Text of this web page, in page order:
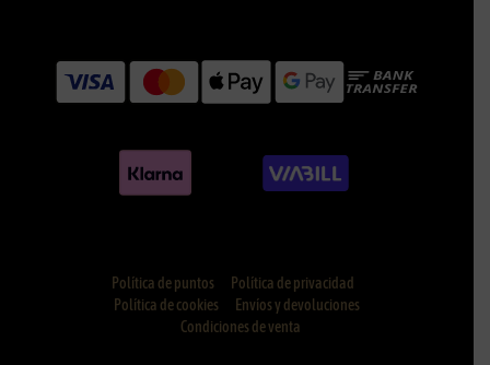
Política de puntos
Política de privacidad
Política de cookies
Envíos y devoluciones
Condiciones de venta